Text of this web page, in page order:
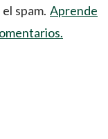
spam. Aprende